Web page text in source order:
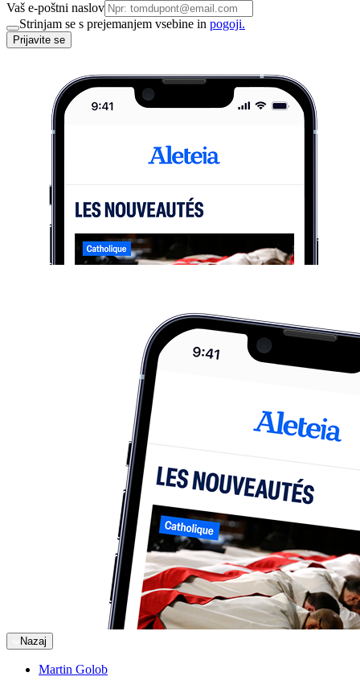
Vaš e-poštni naslov
Strinjam se s prejemanjem vsebine in pogoji.
Prijavite se
Nazaj
Martin Golob